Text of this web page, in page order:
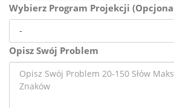
Wybierz Program Projekcji
Opisz Swój Problem